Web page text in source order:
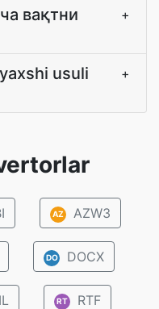
вақтни
+
usuli
+
AZ AZW3
DO DOCX
RT RTF